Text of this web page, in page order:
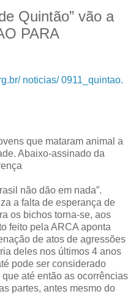
Quintão” vão a
PARA
noticias/ 0911_quintao.
que mataram animal a
Abaixo-assinado da
não dão em nada”.
a falta de esperança de
os bichos torna-se, aos
feito pela ARCA aponta
de atos de agressões
deles nos últimos 4 anos
pode ser considerado
até então as ocorrências
partes, antes mesmo do